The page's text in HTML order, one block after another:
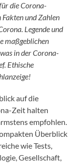
die Corona-
und Zahlen
Legende und
maßgeblichen
in der Corona-
Ethische
auf die
Zeit halten
empfohlen.
Überblick
wie Tests,
Gesellschaft,